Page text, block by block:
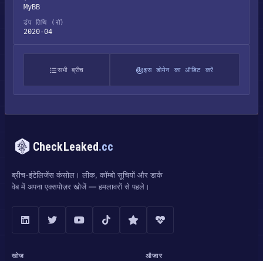
MyBB
डंप तिथि (रॉ)
2020-04
सभी ब्रीच इस डोमेन का ऑडिट करें
CheckLeaked.cc
ब्रीच-इंटेलिजेंस कंसोल। लीक, कॉम्बो सूचियों और डार्क
वेब में अपना एक्सपोज़र खोजें — हमलावरों से पहले।
खोज औजार